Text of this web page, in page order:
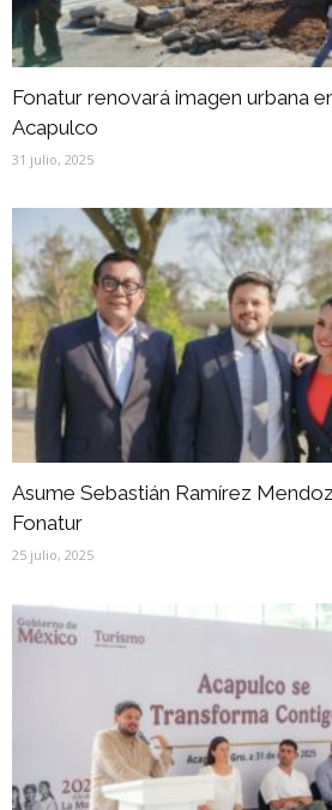
Fonatur renovará imagen urbana
Acapulco
31 julio, 2025
Asume Sebastián Ramírez
Fonatur
25 julio, 2025